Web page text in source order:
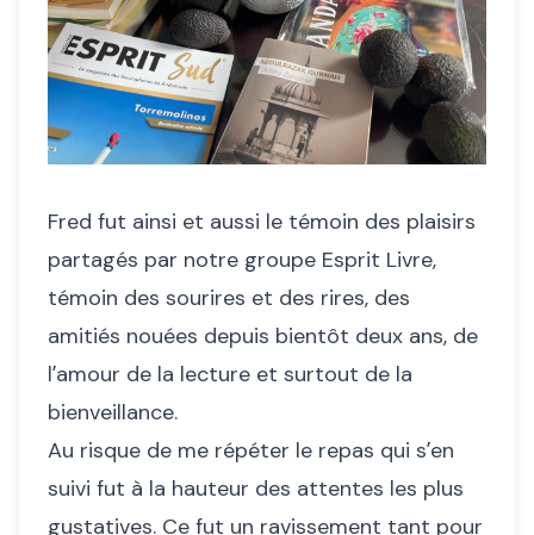
Fred fut ainsi et aussi le témoin des plaisirs
partagés par notre groupe Esprit Livre,
témoin des sourires et des rires, des
amitiés nouées depuis bientôt deux ans, de
lʼamour de la lecture et surtout de la
bienveillance.
Au risque de me répéter le repas qui sʼen
suivi fut à la hauteur des attentes les plus
gustatives. Ce fut un ravissement tant pour